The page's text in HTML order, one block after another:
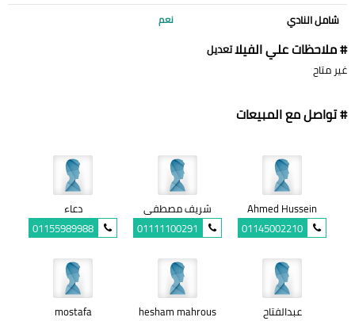
شامل النادي نعم
# ملاحظات علي الفيلاتعديل
غير متاح
# تواصل مع المبيعات
Ahmed Hussein
01145002210
شريف مصطفى
01111100291
دعاء
01155989988
عبدالفتاح hesham mahrous
mostafa